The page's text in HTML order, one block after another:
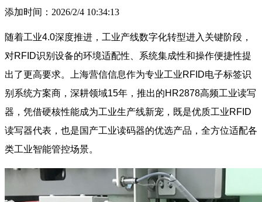
添加时间：2026/2/4 10:34:13
随着工业4.0深度推进，工业产线数字化转型进入关键阶段，
对RFID识别设备的环境适配性、系统集成性和操作便捷性提
出了更高要求。上海营信信息作为专业工业RFID电子标签识
别系统方案商，深耕领域15年，推出的HR2878高频工业读写
器，凭借硬核性能成为工业生产线新宠，既是优质工业RFID
读写器代表，也是国产工业读码器的优选产品，全方位适配各
类工业智能管控场景。